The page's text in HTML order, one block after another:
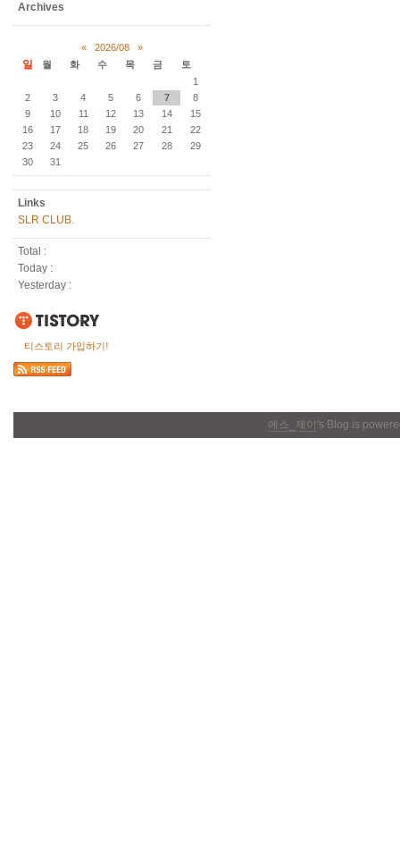
Archives
« 2026/08 »
일 월 화 수 목 금
토
1
2
3 4 5 6 7
8
9
10 11 12 13 14
15
16
17 18 19 20 21
22
23
24 25 26 27 28
29
30
31
Links
SLR CLUB.
Total :
Today :
Yesterday :
티스토리 가입하기!
에스_제이 's Blog is